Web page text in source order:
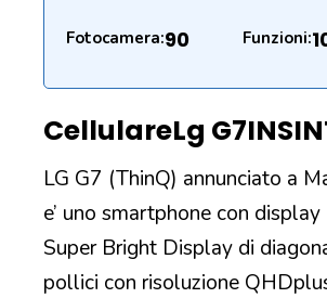
Fotocamera:90 Funzioni:
CellulareLg G7IN
LG G7 (ThinQ) annunciato a
e’ uno smartphone con
Super Bright Display di
pollici con risoluzione